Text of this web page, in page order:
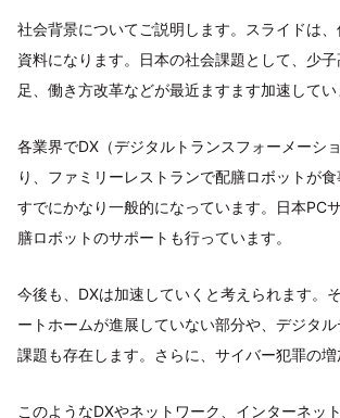
社会背景についてご説明します。スライドは
資料になります。日本の社会課題として、少
足、働き方改革などが最近ますます加速してい
各業界でDX（デジタルトランスフォーメーシ
り、ファミリーレストランで配膳ロボットが食
すでにかなり一般的になっています。日本PC
膳ロボットのサポートも行っています。
今後も、DXは加速していくと考えられます。
ートホームが進展していない部分や、デジタ
課題も存在します。さらに、サイバー犯罪の増
このようなDXやネットワーク、インターネッ